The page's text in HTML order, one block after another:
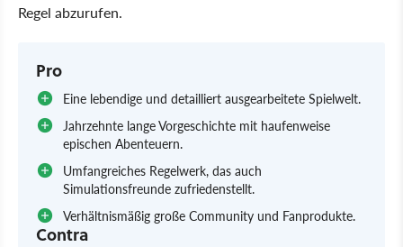
Regel abzurufen.
Pro
Eine lebendige und detailliert ausgearbeitete Spielwelt.
Jahrzehnte lange Vorgeschichte mit haufenweise
epischen Abenteuern.
Umfangreiches Regelwerk, das auch
Simulationsfreunde zufriedenstellt.
Verhältnismäßig große Community und Fanprodukte.
Contra